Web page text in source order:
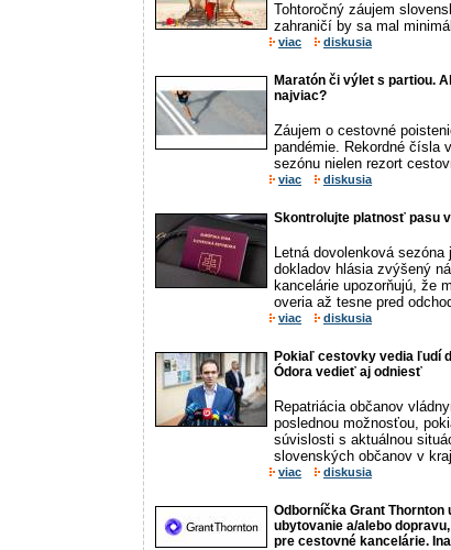
Tohtoročný záujem
zahraničí by sa mal
viac diskusia
Maratón či výlet s partiou.
najviac?
Záujem o cestovné
pandémie. Rekordné čísla
sezónu nielen rezort
viac diskusia
Skontrolujte platnosť pasu
Letná dovolenková
dokladov hlásia zvýšený
kancelárie upozorňujú, že
overia až tesne pred
viac diskusia
Pokiaľ cestovky vedia ľudí
Ódora vedieť aj odniesť
Repatriácia občanov
poslednou možnosťou,
súvislosti s aktuálnou
slovenských občanov v
viac diskusia
Odborníčka Grant
ubytovanie a/alebo
pre cestovné kancelárie.